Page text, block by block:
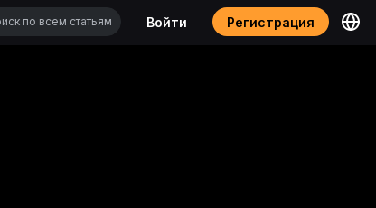
Войти Регистрация